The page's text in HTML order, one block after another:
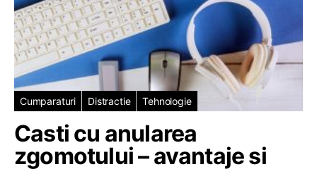
Cumparaturi Distractie Tehnologie
Casti cu anularea
zgomotului – avantaje si